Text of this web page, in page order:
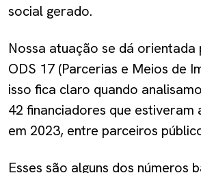
social gerado.
Nossa atuação se dá orientada
ODS 17 (Parcerias e Meios de
isso fica claro quando
42 financiadores que estiveram
em 2023, entre parceiros
Esses são alguns dos números